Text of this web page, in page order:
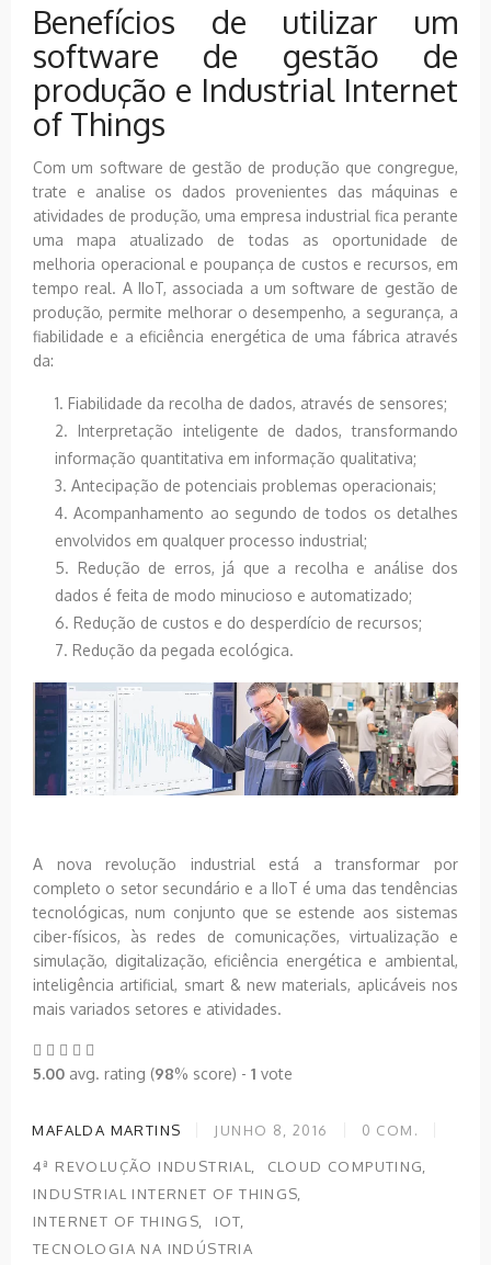
Benefícios de utilizar um
software de gestão de
produção e Industrial Internet
of Things
Com um software de gestão de produção que congregue,
trate e analise os dados provenientes das máquinas e
atividades de produção, uma empresa industrial fica perante
uma mapa atualizado de todas as oportunidade de
melhoria operacional e poupança de custos e recursos, em
tempo real. A IIoT, associada a um software de gestão de
produção, permite melhorar o desempenho, a segurança, a
fiabilidade e a eficiência energética de uma fábrica através
da:
Fiabilidade da recolha de dados, através de sensores;
Interpretação inteligente de dados, transformando
informação quantitativa em informação qualitativa;
Antecipação de potenciais problemas operacionais;
Acompanhamento ao segundo de todos os detalhes
envolvidos em qualquer processo industrial;
Redução de erros, já que a recolha e análise dos
dados é feita de modo minucioso e automatizado;
Redução de custos e do desperdício de recursos;
Redução da pegada ecológica.
A nova revolução industrial está a transformar por
completo o setor secundário e a IIoT é uma das tendências
tecnológicas, num conjunto que se estende aos sistemas
ciber-físicos, às redes de comunicações, virtualização e
simulação, digitalização, eficiência energética e ambiental,
inteligência artificial, smart & new materials, aplicáveis nos
mais variados setores e atividades.
5.00 avg. rating (98% score) - 1 vote
MAFALDA MARTINS JUNHO 8, 2016 0 COM.
4ª REVOLUÇÃO INDUSTRIAL
CLOUD COMPUTING
INDUSTRIAL INTERNET OF THINGS
INTERNET OF THINGS
IOT
TECNOLOGIA NA INDÚSTRIA